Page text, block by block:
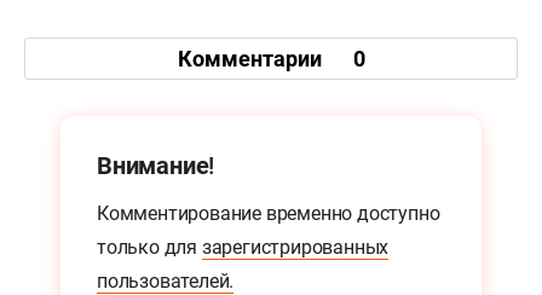
Комментарии 0
Внимание!
Комментирование временно доступно
только для зарегистрированных
пользователей.